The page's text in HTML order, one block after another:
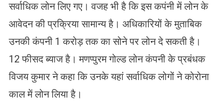
सर्वाधिक लोन लिए गए। वजह भी है कि इस कपंनी में लोन के
आवेदन की प्रक्रिया सामान्य है। अधिकारियों के मुताबिक
उनकी कंपनी 1 करोड़ तक का सोने पर लोन दे सकती है।
12 फीसद ब्याज है। मणप्पुरम गोल्ड लोन कंपनी के प्रबंधक
विजय कुमार ने कहा कि उनके यहां सर्वाधिक लोगों ने कोरोना
काल में लोन लिया है।